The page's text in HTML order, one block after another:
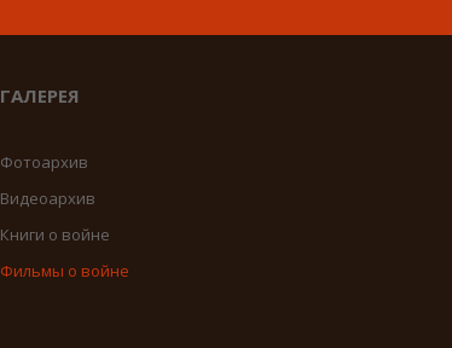
ГАЛЕРЕЯ
Фотоархив
Видеоархив
Книги о войне
Фильмы о войне